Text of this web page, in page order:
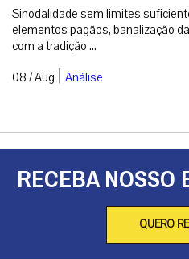
Sinodalidade sem limites
elementos pagãos, banalização
com a tradição ...
08 / Aug | Análise
RECEBA NOSSO
QUERO